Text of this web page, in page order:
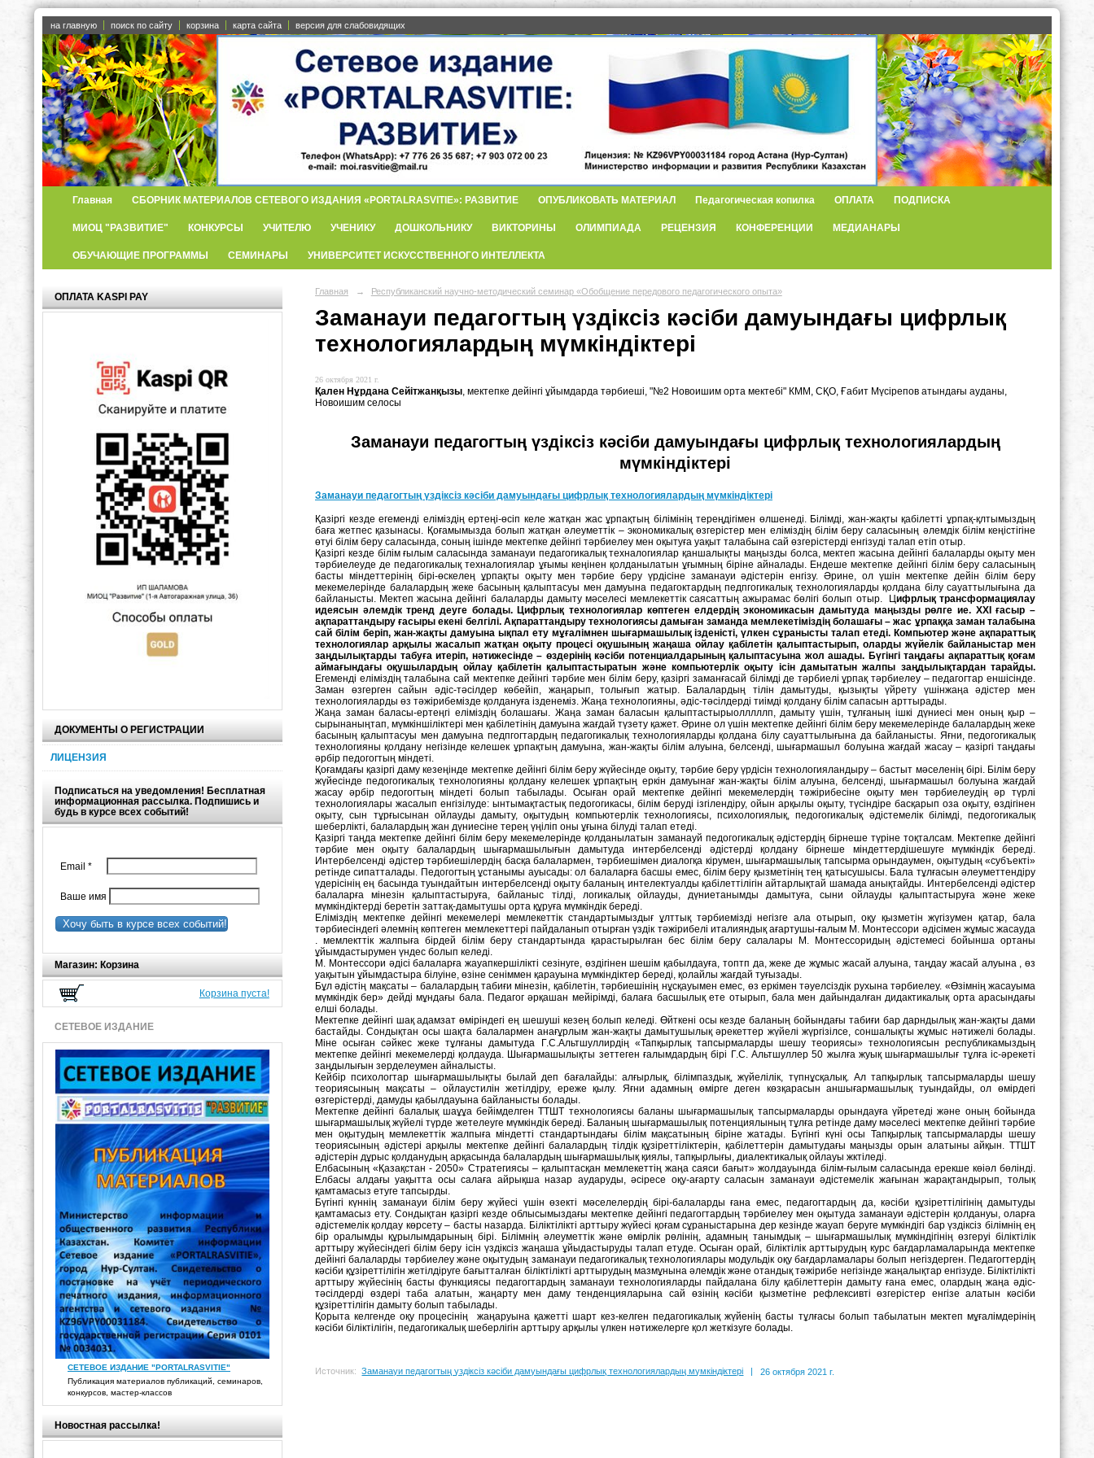
на главную поиск по сайту корзина карта сайта версия для слабовидящих
Главная СБОРНИК МАТЕРИАЛОВ СЕТЕВОГО ИЗДАНИЯ «PORTALRASVITIE»: РАЗВИТИЕ ОПУБЛИКОВАТЬ МАТЕРИАЛ Педагогическая копилка ОПЛАТА ПОДПИСКА
МИОЦ "РАЗВИТИЕ" КОНКУРСЫ УЧИТЕЛЮ УЧЕНИКУ ДОШКОЛЬНИКУ ВИКТОРИНЫ ОЛИМПИАДА РЕЦЕНЗИЯ КОНФЕРЕНЦИИ МЕДИАНАРЫ
ОБУЧАЮЩИЕ ПРОГРАММЫ СЕМИНАРЫ УНИВЕРСИТЕТ ИСКУССТВЕННОГО ИНТЕЛЛЕКТА
ОПЛАТА KASPI PAY
ДОКУМЕНТЫ О РЕГИСТРАЦИИ
ЛИЦЕНЗИЯ
Подписаться на уведомления! Бесплатная
информационная рассылка. Подпишись и
будь в курсе всех событий!
Email *
Ваше имя
Хочу быть в курсе всех событий!
Магазин: Корзина
Корзина пуста!
СЕТЕВОЕ ИЗДАНИЕ
СЕТЕВОЕ ИЗДАНИЕ "PORTALRASVITIE"
Публикация материалов публикаций, семинаров,
конкурсов, мастер-классов
Новостная рассылка!
Главная → Республиканский научно-методический семинар «Обобщение передового педагогического опыта»
Заманауи педагогтың үздіксіз кәсіби дамуындағы цифрлық
технологиялардың мүмкіндіктері
26 октября 2021 г.
Қален Нұрдана Сейітжанқызы , мектепке дейінгі ұйымдарда тәрбиеші, "№2 Новоишим орта мектебі" КММ, СҚО, Ғабит Мүсірепов атындағы ауданы,
Новоишим селосы
Заманауи педагогтың үздіксіз кәсіби дамуындағы цифрлық технологиялардың
мүмкіндіктері
Заманауи педагогтың үздіксіз кәсіби дамуындағы цифрлық технологиялардың мүмкіндіктері
Қазіргі кезде егеменді еліміздің ертеңі-өсіп келе жатқан жас ұрпақтың білімінің тереңдігімен өлшенеді. Білімді, жан-жақты қабілетті ұрпақ-қлтымыздың
баға жетпес қазынасы. Қоғамымызда болып жатқан әлеуметтік – экономикалық өзгерістер мен еліміздің білім беру саласының әлемдік білім кеңістігіне
өтуі білім беру саласында, соның ішінде мектепке дейінгі тәрбиелеу мен оқытуға уақыт талабына сай өзгерістерді енгізуді талап етіп отыр.
Қазіргі кезде білім ғылым саласында заманауи педагогикалық техналогиялар қаншалықты маңызды болса, мектеп жасына дейінгі балаларды оқыту мен
тәрбиелеуде де педагогикалық техналогиялар ұғымы кеңінен қолданылатын ұғымның біріне айналады. Ендеше мектепке дейінгі білім беру саласының
басты міндеттерінің бірі-өскелең ұрпақты оқыту мен тәрбие беру үрдісіне заманауи әдістерін енгізу. Әрине, ол үшін мектепке дейін білім беру
мекемелерінде балалардың жеке басының қалыптасуы мен дамуына педагоктардың педпгогикалық технологияларды қолдана білу сауаттылығына да
байланысты. Мектеп жасына дейінгі балаларды дамыту мәселесі мемлекеттік саясаттың ажырамас бөлігі болып отыр. Цифрлық трансформациялау
идеясын әлемдік тренд деуге болады. Цифрлық технологиялар көптеген елдердің экономикасын дамытуда маңызды рөлге ие. ХХІ ғасыр –
ақпараттандыру ғасыры екені белгілі. Ақпараттандыру технологиясы дамыған заманда мемлекетіміздің болашағы – жас ұрпаққа заман талабына
сай білім беріп, жан-жақты дамуына ықпал ету мұғалімнен шығармашылық ізденісті, үлкен сұранысты талап етеді. Компьютер және ақпараттық
технологиялар арқылы жасалып жатқан оқыту процесі оқушының жаңаша ойлау қабілетін қалыптастырып, оларды жүйелік байланыстар мен
заңдылықтарды табуға итеріп, нәтижесінде – өздерінің кәсіби потенциалдарының қалыптасуына жол ашады. Бүгінгі таңдағы ақпараттық қоғам
аймағындағы оқушылардың ойлау қабілетін қалыптастыратын және компьютерлік оқыту ісін дамытатын жалпы заңдылықтардан тарайды.
Егеменді еліміздің талабына сай мектепке дейінгі тәрбие мен білім беру, қазіргі заманғасай білімді де тәрбиелі ұрпақ тәрбиелеу – педагогтар еншісінде.
Заман өзгерген сайын әдіс-тәсілдер көбейіп, жаңарып, толығып жатыр. Балалардың тілін дамытуды, қызықты үйрету үшінжаңа әдістер мен
технологияларды өз тәжірибемізде қолдануға ізденеміз. Жаңа технологияны, әдіс-тәсілдерді тиімді қолдану білім сапасын арттырады.
Жаңа заман баласы-ертеңгі еліміздің болашағы. Жаңа заман баласын қалыптастырыолллллп, дамыту үшін, тұлғаның ішкі дүниесі мен оның қыр –
сырынаныңтап, мүмкіншіліктері мен қабілетінің дамуына жағдай түзету қажет. Әрине ол үшін мектепке дейінгі білім беру мекемелерінде балалардың жеке
басының қалыптасуы мен дамуына педпгогтардың педагогикалық технологияларды қолдана білу сауаттылығына да байланысты. Яғни, педогогикалық
технологияны қолдану негізінде келешек ұрпақтың дамуына, жан-жақты білім алуына, белсенді, шығармашыл болуына жағдай жасау – қазіргі таңдағы
әрбір педогогтың міндеті.
Қоғамдағы қазіргі даму кезеңінде мектепке дейінгі білім беру жүйесінде оқыту, тәрбие беру үрдісін технологияландыру – бастыт мәселенің бірі. Білім беру
жүйесінде педогогикалық технологияны қолдану келешек ұрпақтың еркін дамуынағ жан-жақты білім алуына, белсенді, шығармашыл болуына жағдай
жасау әрбір педогогтың міндеті болып табылады. Осыған орай мектепке дейінгі мекемелердің тәжірибесіне оқыту мен тәрбиелеудің әр түрлі
технологиялары жасалып енгізілуде: ынтымақтастық педогогикасы, білім беруді ізгілендіру, ойын арқылы оқыту, түсіндіре басқарып оза оқыту, өздігінен
оқыту, сын тұрғысынан ойлауды дамыту, оқытудың компьютерлік технологиясы, психологиялық, педогогикалық әдістемелік білімді, педогогикалық
шеберлікті, балалардың жан дүниесіне терең үңіліп оны ұғына білуді талап етеді.
Қазіргі таңда мектепке дейінгі білім беру мекемелерінде қолданылатын заманауй педогогикалық әдістердің бірнеше түріне тоқталсам. Мектепке дейінгі
тәрбие мен оқыту балалардың шығармашылығын дамытуда интербелсенді әдістерді қолдану бірнеше міндеттердішешуге мүмкіндік береді.
Интербелсенді әдістер тәрбиешілердің басқа балалармен, тәрбиешімен диалогқа кірумен, шығармашылық тапсырма орындаумен, оқытудың «субъекті»
ретінде сипатталады. Педогогтың ұстанымы ауысады: ол балаларға басшы емес, білім беру қызметінің тең қатысушысы. Бала тұлғасын әлеуметтендіру
үдерісінің ең басында туындайтын интербелсенді оқыту баланың интелектуалды қабілеттілігін айтарлықтай шамада анықтайды. Интербелсенді әдістер
балаларға мінезін қалыптастыруға, байланыс тілді, логикалық ойлауды, дүниетанымды дамытуға, сыни ойлауды қалыптастыруға және жеке
мүмкіндіктерді беретін заттақ-дамытушы орта құруға мүмкіндік береді.
Еліміздің мектепке дейінгі мекемелері мемлекеттік стандартымыздығ ұлттық тәрбиемізді негізге ала отырып, оқу қызметін жүгізумен қатар, бала
тәрбиесіндегі әлемнің көптеген мемлекеттері пайдаланып отырған үздік тәжірибелі италияндық ағартушы-ғалым М. Монтессори әдісімен жұмыс жасауда
. мемлекттік жалпыға бірдей білім беру стандартында қарастырылған бес білім беру салалары М. Монтессоридың әдістемесі бойынша ортаны
ұйымдастырумен үндес болып келеді.
М. Монтессори әдісі балаларға жауапкершілікті сезінуге, өздігінен шешім қабылдауға, топтп да, жеке де жұмыс жасай алуына, таңдау жасай алуына , өз
уақытын ұйымдастыра білуіне, өзіне сеніммен қарауына мүмкіндіктер береді, қолайлы жағдай туғызады.
Бұл әдістің мақсаты – балалардың табиғи мінезін, қабілетін, тәрбиешінің нұсқауымен емес, өз еркімен тәуелсіздік рухына тәрбиелеу. «Өзімнің жасауыма
мүмкіндік бер» дейді мұндағы бала. Педагог әрқашан мейірімді, балаға басшылық ете отырып, бала мен дайындалған дидактикалық орта арасындағы
елші болады.
Мектепке дейінгі шақ адамзат өміріндегі ең шешуші кезең болып келеді. Өйткені осы кезде баланың бойындағы табиғи бар дарндылық жан-жақты дами
бастайды. Сондықтан осы шақта балалармен анағұрлым жан-жақты дамытушылық әрекеттер жүйелі жүргізілсе, соншалықты жұмыс нәтижелі болады.
Міне осыған сәйкес жеке тұлғаны дамытуда Г.С.Альтшуллирдің «Тапқырлық тапсырмаларды шешу теориясы» технологиясын республикамыздың
мектепке дейінгі мекемелерді қолдауда. Шығармашылықты зеттеген ғалымдардың бірі Г.С. Альтшуллер 50 жылға жуық шығармашылығ тұлға іс-әрекеті
заңдылығын зерделеумен айналысты.
Кейбір психологтар шығармашылықты былай деп бағалайды: алғырлық, білімпаздық, жүйелілік, түпнұсқалық. Ал тапқырлық тапсырмаларды шешу
теориясының мақсаты – ойлаустилін жетілдіру, ереже қылу. Яғни адамның өмірге деген көзқарасын аншығармашылық туындайды, ол өмірдегі
өзгерістерді, дамуды қабылдауына байланысты болады.
Мектепке дейінгі балалық шаұұа бейімделген ТТШТ технологиясы баланы шығармашылық тапсырмаларды орындауға үйретеді және оның бойында
шығармашылық жүйелі түрде жетелеуге мүмкіндік береді. Баланың шығармашылық потенциялының тұлға ретінде даму мәселесі мектепке дейінгі тәрбие
мен оқытудың мемлекеттік жалпыға міндетті стандартындағы білім мақсатының біріне жатады. Бүгінгі күні осы Тапқырлық тапсырмаларды шешу
теориясының әдістері арқылы мектепке дейінгі балалардың тілдік құзіреттіліктерін, қабілеттерін дамытудағы маңызды орын алатыны айқын. ТТШТ
әдістерін дұрыс қолданудың арқасында балалардың шығармашылық қиялы, тапқырлығы, диалектикалық ойлауы жктіледі.
Елбасының «Қазақстан - 2050» Стратегиясы – қалыптасқан мемлекеттің жаңа саяси бағыт» жолдауында білім-ғылым саласында ерекше көіәл бөлінді.
Елбасы алдағы уақытта осы салаға айрықша назар аударуды, әсіресе оқу-ағарту саласын заманауи әдістемелік жағынан жарақтандырып, толық
қамтамасыз етуге тапсырды.
Бүгінгі күннің заманауи білім беру жүйесі үшін өзекті мәселелердің бірі-балаларды ғана емес, педагогтардың да, кәсіби құзіреттілігінің дамытуды
қамтамасыз ету. Сондықтан қазіргі кезде облысымыздағы мектепке дейінгі педагогтардың тәрбиелеу мен оқытуда заманауи әдістерін қолдануы, оларға
әдістемелік қолдау көрсету – басты назарда. Біліктілікті арттыру жүйесі қоғам сұраныстарына дер кезінде жауап беруге мүмкіндігі бар үздіксіз білімнің ең
бір оралымды құрылымдарының бірі. Білімнің әлеуметтік және өмірлік рөлінің, адамның танымдық – шығармашылық мүмкіндігінің өзгеруі біліктілік
арттыру жүйесіндегі білім беру ісін үздіксіз жаңаша ұйыдастыруды талап етуде. Осыған орай, біліктілік арттырудың курс бағдарламаларында мектепке
дейінгі балаларды тәрбиелеу және оқытудың заманауи педагогикалық технологиялары модульдік оқу бағдарламалары болып негіздерген. Педагогтердің
кәсіби құзіреттілігін жетілдіруге бағытталған біліктілікті арттырудың мазмұнына әлемдік және отандық тәжірибе негізінде жаңалықтар енгізуде. Біліктілікті
арттыру жүйесінің басты функциясы педагогтардың заманауи технологияларды пайдалана білу қабілеттерін дамыту ғана емес, олардың жаңа әдіс-
тәсілдерді өздері таба алатын, жаңарту мен даму тенденцияларына сай өзінің кәсіби қызметіне рефлексивті өзгерістер енгізе алатын кәсіби
құзіреттілігін дамыту болып табылады.
Қорыта келгенде оқу процесінің жаңаруына қажетті шарт кез-келген педагогикалық жүйенің басты тұлғасы болып табылатын мектеп мұғалімдерінің
кәсіби біліктілігін, педагогикалық шеберлігін арттыру арқылы үлкен нәтижелерге қол жеткізуге болады.
Источник: Заманауи педагогтың үздіксіз кәсіби дамуындағы цифрлық технологиялардың мүмкіндіктері 26 октября 2021 г.